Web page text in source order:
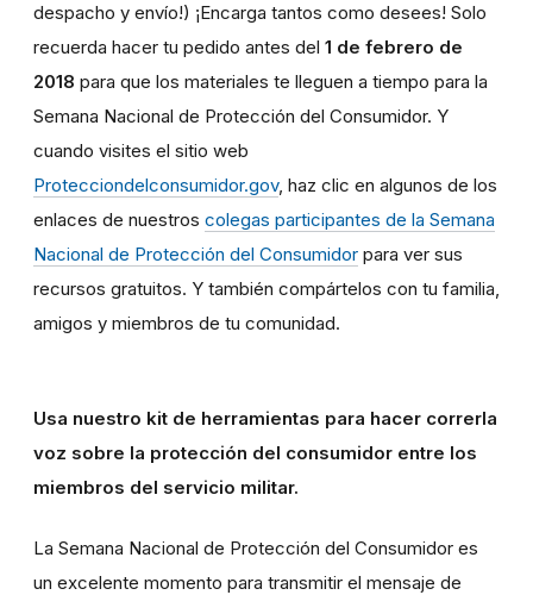
despacho y envío!) ¡Encarga tantos como desees! Solo
recuerda hacer tu pedido antes del 1 de febrero de
2018 para que los materiales te lleguen a tiempo para la
Semana Nacional de Protección del Consumidor. Y
cuando visites el sitio web
Protecciondelconsumidor.gov, haz clic en algunos de los
enlaces de nuestros colegas participantes de la Semana
Nacional de Protección del Consumidor para ver sus
recursos gratuitos. Y también compártelos con tu familia,
amigos y miembros de tu comunidad.
Usa nuestro kit de herramientas para hacer correrla
voz sobre la protección del consumidor entre los
miembros del servicio militar.
La Semana Nacional de Protección del Consumidor es
un excelente momento para transmitir el mensaje de